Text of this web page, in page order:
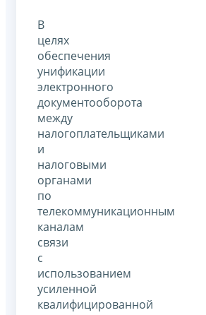
В
целях
обеспечения
унификации
электронного
документооборота
между
налогоплательщиками
и
налоговыми
органами
по
телекоммуникационным
каналам
связи
с
использованием
усиленной
квалифицированной